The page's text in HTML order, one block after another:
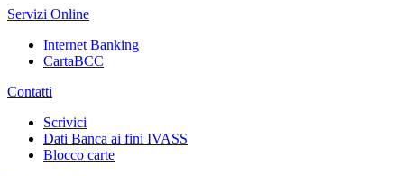
Servizi Online
Internet Banking
CartaBCC
Contatti
Scrivici
Dati Banca ai fini IVASS
Blocco carte